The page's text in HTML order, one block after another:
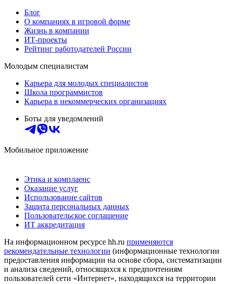
Блог
О компаниях в игровой форме
Жизнь в компании
ИТ-проекты
Рейтинг работодателей России
Молодым специалистам
Карьера для молодых специалистов
Школа программистов
Карьера в некоммерческих организациях
Боты для уведомлений
Мобильное приложение
Этика и комплаенс
Оказание услуг
Использование сайтов
Защита персональных данных
Пользовательское соглашение
ИТ аккредитация
На информационном ресурсе hh.ru применяются
рекомендательные технологии (информационные технологии
предоставления информации на основе сбора, систематизации
и анализа сведений, относящихся к предпочтениям
пользователей сети «Интернет», находящихся на территории